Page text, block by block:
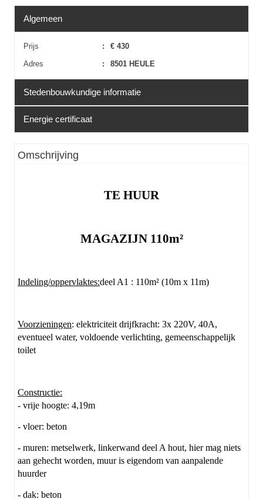
Algemeen
Prijs :
€ 430
Adres
: 8501 HEULE
Stedenbouwkundige informatie
Erfgoed
Energie certificaat
Omschrijving
TE HUUR
MAGAZIJN 110m²
Indeling/oppervlaktes:deel A1 : 110m² (10m x 11m)
Voorzieningen: elektriciteit drijfkracht: 3x 220V, 40A,
eventueel water, voldoende verlichting, gemeenschappelijk
toilet
Constructie:
- vrije hoogte: 4,19m
- vloer: beton
- muren: metselwerk, linkerwand deel A hout, hier mag niets
aan gehecht worden, muur is eigendom van aanpalende
huurder
- dak: beton